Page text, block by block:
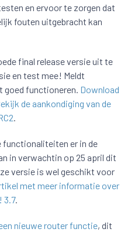
en ervoor te zorgen dat
fouten uitgebracht kan
final release versie uit te
en test mee! Meldt
goed functioneren. Download
de aankondiging van de
.
functionaliteiten er in de
in verwachtin op 25 april dit
versie is wel geschikt voor
met meer informatie over
3.7.
nieuwe router functie, dit